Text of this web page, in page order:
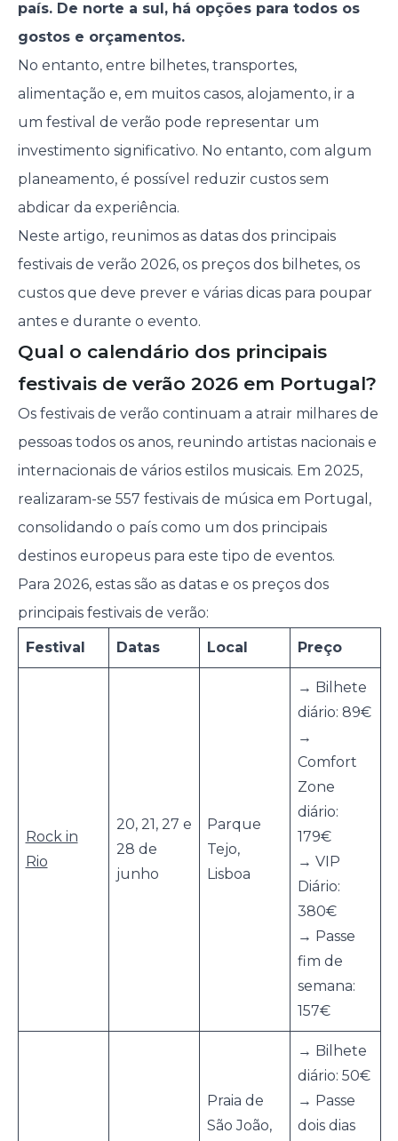
país. De norte a sul, há opções para todos os
gostos e orçamentos.
No entanto, entre bilhetes, transportes,
alimentação e, em muitos casos, alojamento, ir a
um festival de verão pode representar um
investimento significativo. No entanto, com algum
planeamento, é possível reduzir custos sem
abdicar da experiência.
Neste artigo, reunimos as datas dos principais
festivais de verão 2026, os preços dos bilhetes, os
custos que deve prever e várias dicas para poupar
antes e durante o evento.
Qual o calendário dos principais
festivais de verão 2026 em Portugal?
Os festivais de verão continuam a atrair milhares de
pessoas todos os anos, reunindo artistas nacionais e
internacionais de vários estilos musicais. Em 2025,
realizaram-se 557 festivais de música em Portugal,
consolidando o país como um dos principais
destinos europeus para este tipo de eventos.
Para 2026, estas são as datas e os preços dos
principais festivais de verão:
Festival Datas Local Preço
Rock in
Rio
20, 21, 27 e
28 de
junho
Parque
Tejo,
Lisboa
→ Bilhete
diário: 89€
→
Comfort
Zone
diário:
179€
→ VIP
Diário:
380€
→ Passe
fim de
semana:
157€
Praia de
São João,
→ Bilhete
diário: 50€
→ Passe
dois dias